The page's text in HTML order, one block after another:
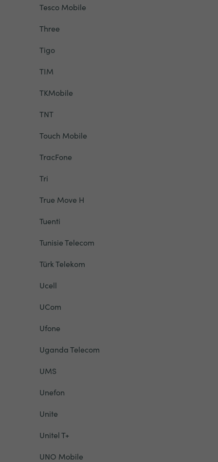
Tesco Mobile
Three
Tigo
TIM
TKMobile
TNT
Touch Mobile
TracFone
Tri
True Move H
Tuenti
Tunisie Telecom
Türk Telekom
Ucell
UCom
Ufone
Uganda Telecom
UMS
Unefon
Unite
Unitel T+
UNO Mobile